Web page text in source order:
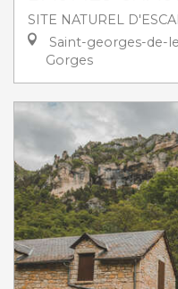
SITE NATUREL
Saint-georges-de-
Gorges